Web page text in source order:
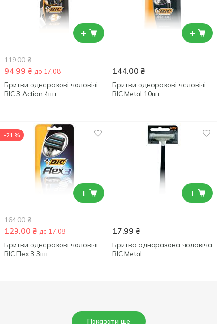
+
119.00 ₴
94.99 ₴ до 17.08
Бритви одноразові чоловічі
BIC 3 Action 4шт
+
144.00 ₴
Бритви одноразові чоловічі
BIC Metal 10шт
+
-21 %
164.00 ₴
129.00 ₴ до 17.08
Бритви одноразові чоловічі
BIC Flex 3 3шт
+
17.99 ₴
Бритва одноразова чоловіча
BIC Metal
Показати ще